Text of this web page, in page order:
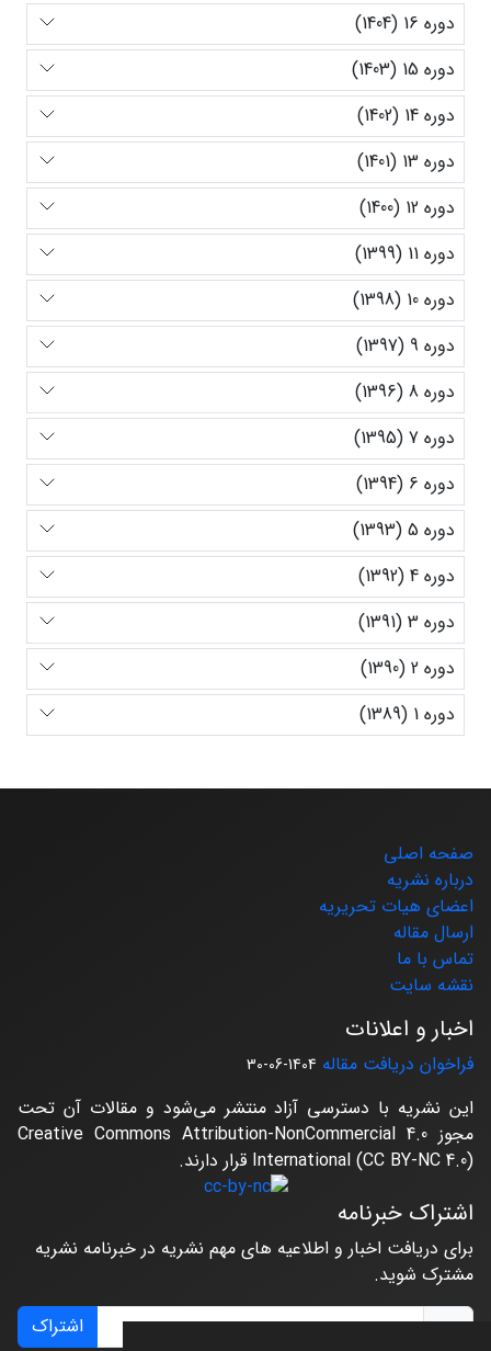
دوره 16 (1404)
دوره 15 (1403)
دوره 14 (1402)
دوره 13 (1401)
دوره 12 (1400)
دوره 11 (1399)
دوره 10 (1398)
دوره 9 (1397)
دوره 8 (1396)
دوره 7 (1395)
دوره 6 (1394)
دوره 5 (1393)
دوره 4 (1392)
دوره 3 (1391)
دوره 2 (1390)
دوره 1 (1389)
صفحه اصلی
درباره نشریه
اعضای هیات تحریریه
ارسال مقاله
تماس با ما
نقشه سایت
اخبار و اعلانات
فراخوان دریافت مقاله 1404-06-30
این نشریه با دسترسی آزاد منتشر می‌شود و مقالات آن تحت
مجوز Creative Commons Attribution-NonCommercial 4.0
International (CC BY-NC 4.0) قرار دارند.
اشتراک خبرنامه
برای دریافت اخبار و اطلاعیه های مهم نشریه در خبرنامه نشریه
مشترک شوید.
اشتراک